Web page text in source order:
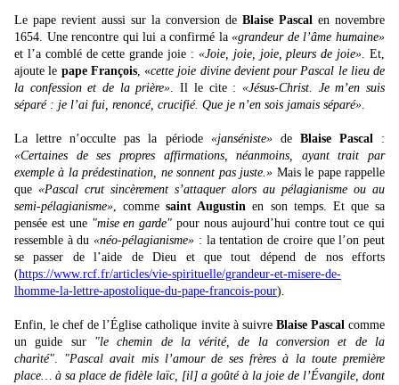
Le pape revient aussi sur la conversion de Blaise Pascal en novembre
1654. Une rencontre qui lui a confirmé la«grandeur de l’âme humaine»
et l’a comblé de cette grande joie : «Joie, joie, joie, pleurs de joie». Et,
ajoute le pape François, «cette joie divine devient pour Pascal le lieu de
la confession et de la prière». Il le cite : «Jésus-Christ. Je m’en suis
séparé : je l’ai fui, renoncé, crucifié. Que je n’en sois jamais séparé».
La lettre n’occulte pas la période «janséniste» de Blaise Pascal:
«Certaines de ses propres affirmations, néanmoins, ayant trait par
exemple à la prédestination, ne sonnent pas juste.» Mais le pape rappelle
que «Pascal crut sincèrement s’attaquer alors au pélagianisme ou au
semi-pélagianisme», commesaint Augustin en son temps. Et que sa
pensée est une "mise en garde" pour nous aujourd’hui contre tout ce qui
ressemble à du«néo-pélagianisme» : la tentation de croire que l’on peut
se passer de l’aide de Dieu et que tout dépend de nos efforts
(https://www.rcf.fr/articles/vie-spirituelle/grandeur-et-misere-de-
lhomme-la-lettre-apostolique-du-pape-francois-pour).
Enfin, le chef de l’Église catholique invite à suivre Blaise Pascalcomme
un guide sur "le chemin de la vérité, de la conversion et de la
charité". "Pascal avait mis l’amour de ses frères à la toute première
place… à sa place de fidèle laïc, [il] a goûté à la joie de l’Évangile, dont